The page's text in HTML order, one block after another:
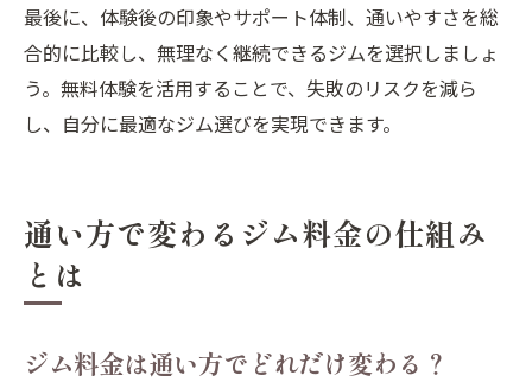
最後に、体験後の印象やサポート体制、通いやすさを総
合的に比較し、無理なく継続できるジムを選択しましょ
う。無料体験を活用することで、失敗のリスクを減ら
し、自分に最適なジム選びを実現できます。
通い方で変わるジム料金の仕組み
とは
ジム料金は通い方でどれだけ変わる？